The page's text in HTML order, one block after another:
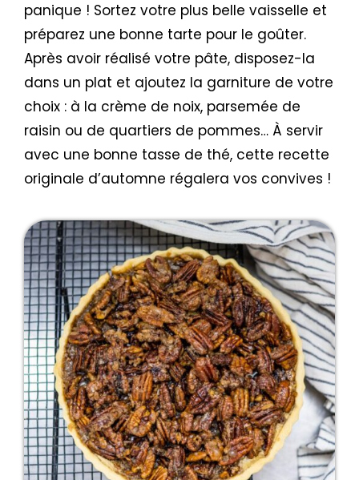
panique ! Sortez votre plus belle vaisselle et
préparez une bonne tarte pour le goûter.
Après avoir réalisé votre pâte, disposez-la
dans un plat et ajoutez la garniture de votre
choix : à la crème de noix, parsemée de
raisin ou de quartiers de pommes… À servir
avec une bonne tasse de thé, cette recette
originale d’automne régalera vos convives !